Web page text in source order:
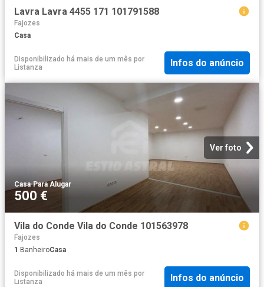
Lavra Lavra 4455 171 101791588
Fajozes
Casa
Disponibilizado há mais de um mês por
Listanza
Infos do anúncio
Ver foto
Casa·Para Alugar
500 €
Vila do Conde Vila do Conde 101563978
Fajozes
1 BanheiroCasa
Disponibilizado há mais de um mês por
Listanza
Infos do anúncio